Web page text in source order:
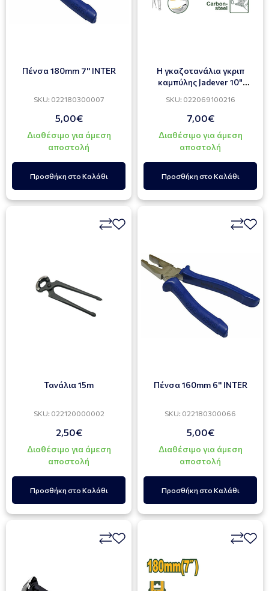
Πένσα 180mm 7'' INTER
SKU: 022180300007
5,00€
Διαθέσιμο για άμεση
αποστολή
Προσθήκη στο Καλάθι
Η γκαζοτανάλια γκριπ
καμπύλης Jadever 10"
SKU: 022069100216
7,00€
Διαθέσιμο για άμεση
αποστολή
Προσθήκη στο Καλάθι
Τανάλια 15m
SKU: 022120000002
2,50€
Διαθέσιμο για άμεση
αποστολή
Προσθήκη στο Καλάθι
Πένσα 160mm 6'' INTER
SKU: 022180300066
5,00€
Διαθέσιμο για άμεση
αποστολή
Προσθήκη στο Καλάθι